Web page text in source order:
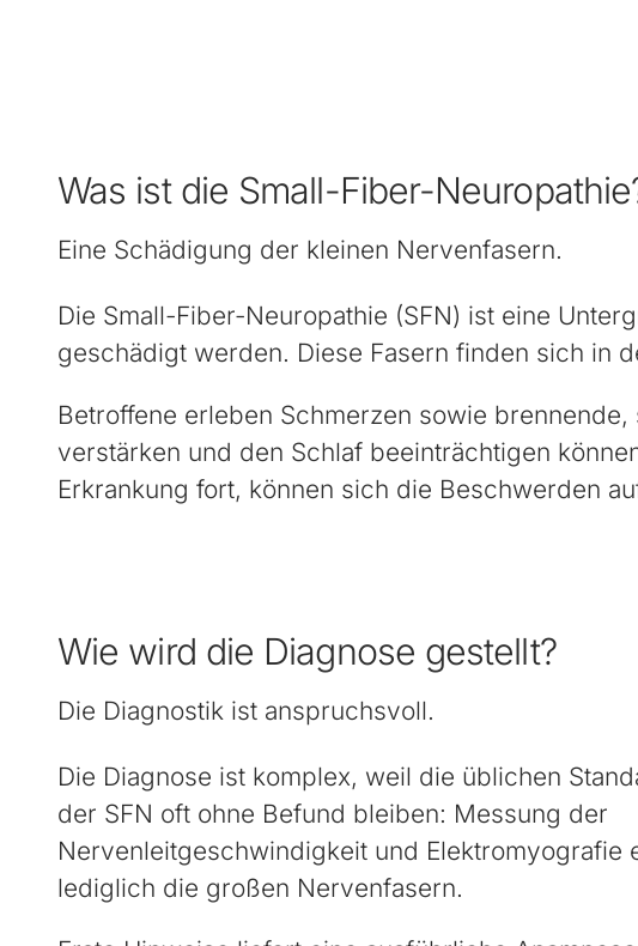
Was ist die Small-Fiber-
Eine Schädigung der kleinen Nervenfasern.
Die Small-Fiber-Neuropathie (SFN) ist eine
geschädigt werden. Diese Fasern finden sich in
Betroffene erleben Schmerzen sowie
verstärken und den Schlaf beeinträchtigen
Erkrankung fort, können sich die Beschwerden
Wie wird die Diagnose gestellt?
Die Diagnostik ist anspruchsvoll.
Die Diagnose ist komplex, weil die üblichen
der SFN oft ohne Befund bleiben: Messung der
Nervenleitgeschwindigkeit und Elektromyografie
lediglich die großen Nervenfasern.